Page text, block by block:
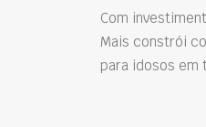
Com
Mais constrói
para idosos em